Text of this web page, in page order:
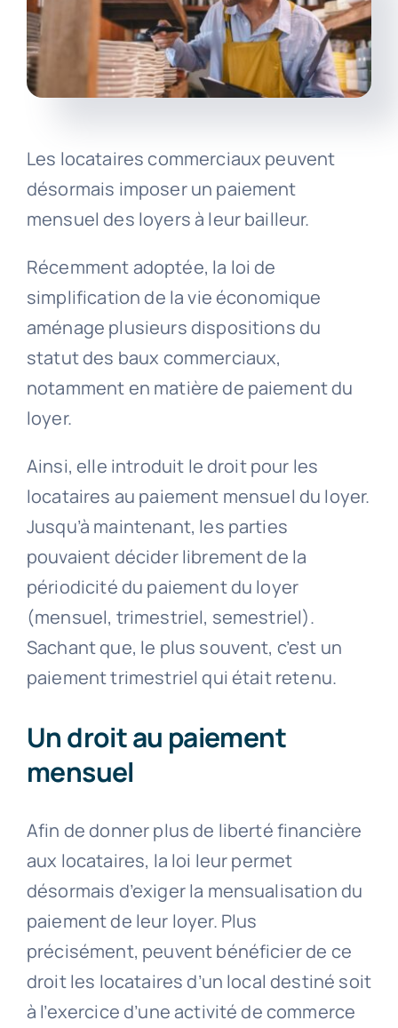
Les locataires commerciaux peuvent
désormais imposer un paiement
mensuel des loyers à leur bailleur.
Récemment adoptée, la loi de
simplification de la vie économique
aménage plusieurs dispositions du
statut des baux commerciaux,
notamment en matière de paiement du
loyer.
Ainsi, elle introduit le droit pour les
locataires au paiement mensuel du loyer.
Jusqu’à maintenant, les parties
pouvaient décider librement de la
périodicité du paiement du loyer
(mensuel, trimestriel, semestriel).
Sachant que, le plus souvent, c’est un
paiement trimestriel qui était retenu.
Un droit au paiement
mensuel
Afin de donner plus de liberté financière
aux locataires, la loi leur permet
désormais d’exiger la mensualisation du
paiement de leur loyer. Plus
précisément, peuvent bénéficier de ce
droit les locataires d’un local destiné soit
à l’exercice d’une activité de commerce